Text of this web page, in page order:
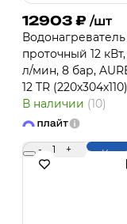
12903 ₽ /шт
Водонагреватель
проточный 12 кВт,
л/мин, 8 бар,
12 TR (220х304х110)
В наличии (10)
- 1 +